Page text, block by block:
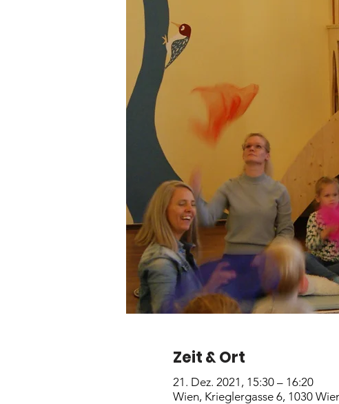
Zeit & Ort
21. Dez. 2021, 15:30 – 16:20
Wien, Krieglergasse 6, 1030